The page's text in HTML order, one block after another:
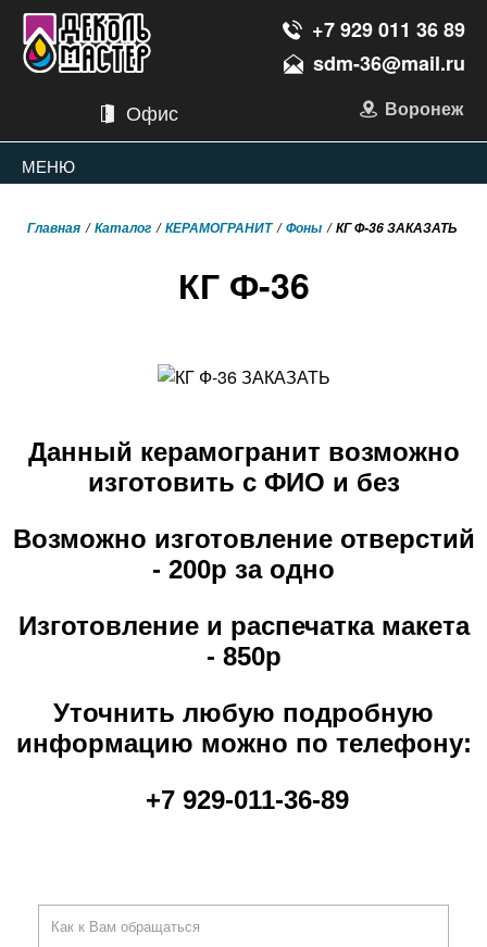
Воронеж
Офис
+7 929 011 36 89
sdm-36@mail.ru
МЕНЮ
Главная Каталог КЕРАМОГРАНИТ Фоны КГ Ф-36 ЗАКАЗАТЬ
КГ Ф-36
Данный керамогранит возможно
изготовить с ФИО и без
Возможно изготовление отверстий
- 200р за одно
Изготовление и распечатка макета
- 850р
Уточнить любую подробную
информацию можно по телефону:
+7 929-011-36-89